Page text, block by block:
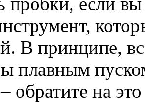
В принципе,
плавным
обратите на